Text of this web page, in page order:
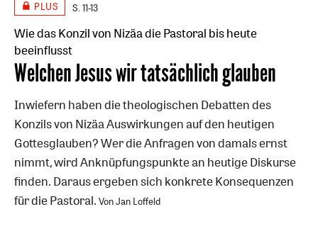
PLUS S. 11-13
Wie das Konzil von Nizäa die Pastoral bis heute
beeinflusst
:
Welchen Jesus wir tatsächlich glauben
Inwiefern haben die theologischen Debatten des
Konzils von Nizäa Auswirkungen auf den heutigen
Gottesglauben? Wer die Anfragen von damals ernst
nimmt, wird Anknüpfungspunkte an heutige Diskurse
finden. Daraus ergeben sich konkrete Konsequenzen
für die Pastoral. Von Jan Loffeld